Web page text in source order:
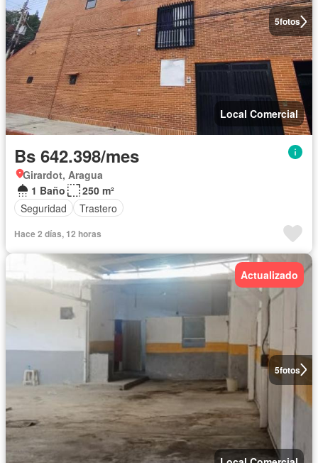
5fotos
Local Comercial
Bs 642.398/mes
Girardot, Aragua
1 Baño
250 m²
Seguridad
Trastero
Hace 2 días, 12 horas
5fotos
Actualizado